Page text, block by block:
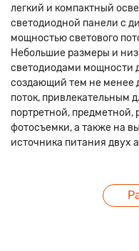
легкий и компактный
светодиодной панели с
мощностью светового
Небольшие размеры и
светодиодами мощности
создающий тем не менее
поток, привлекательным
портретной, предметной,
фотосъемки, а также на
источника питания двух